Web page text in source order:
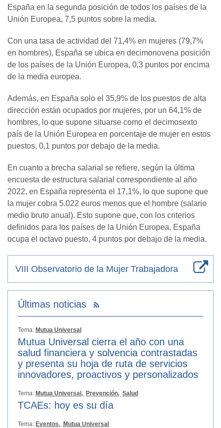
España en la segunda posición de todos los países de la
Unión Europea, 7,5 puntos sobre la media.
Con una tasa de actividad del 71,4% en mujeres (79,7%
en hombres), España se ubica en decimonovena posición
de los países de la Unión Europea, 0,3 puntos por encima
de la media europea.
Además, en España solo el 35,9% de los puestos de alta
dirección están ocupados por mujeres, por un 64,1% de
hombres, lo que supone situarse como el decimosexto
país de la Unión Europea en porcentaje de mujer en estos
puestos, 0,1 puntos por debajo de la media.
En cuanto a brecha salarial se refiere, según la última
encuesta de estructura salarial correspondiente al año
2022, en España representa el 17,1%, lo que supone que
la mujer cobra 5.022 euros menos que el hombre (salario
medio bruto anual). Esto supone que, con los criterios
definidos para los países de la Unión Europea, España
ocupa el octavo puesto, 4 puntos por debajo de la media.
VIII Observatorio de la Mujer Trabajadora
Últimas noticias
Tema: Mutua Universal
Mutua Universal cierra el año con una
salud financiera y solvencia contrastadas
y presenta su hoja de ruta de servicios
innovadores, proactivos y personalizados
Tema: Mutua Universal, Prevención, Salud
TCAEs: hoy es su día
Tema: Eventos, Mutua Universal